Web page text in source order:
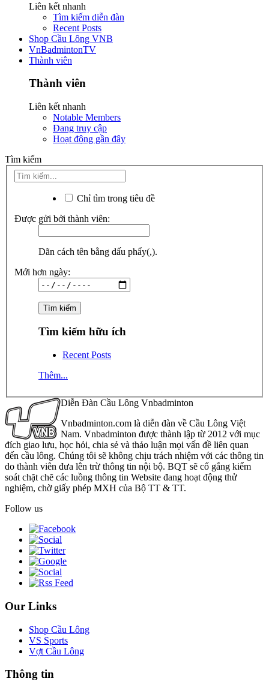
Liên kết nhanh
Tìm kiếm diễn đàn
Recent Posts
Shop Cầu Lông VNB
VnBadmintonTV
Thành viên
Thành viên
Liên kết nhanh
Notable Members
Đang truy cập
Hoạt động gần đây
Tìm kiếm
Chỉ tìm trong tiêu đề
Được gửi bởi thành viên:
Dãn cách tên bằng dấu phẩy(,).
Mới hơn ngày:
Tìm kiếm hữu ích
Recent Posts
Thêm...
Diễn Đàn Cầu Lông Vnbadminton
Vnbadminton.com là diễn đàn về Cầu Lông Việt
Nam. Vnbadminton được thành lập từ 2012 với mục
đích giao lưu, học hỏi, chia sẻ và thảo luận mọi vấn đề liên quan
đến cầu lông. Chúng tôi sẽ không chịu trách nhiệm với các thông tin
do thành viên đưa lên trừ thông tin nội bộ. BQT sẽ cố gắng kiểm
soát chặt chẽ các luồng thông tin Website đang hoạt động thử
nghiệm, chờ giấy phép MXH của Bộ TT & TT.
Follow us
Our Links
Shop Cầu Lông
VS Sports
Vợt Cầu Lông
Thông tin